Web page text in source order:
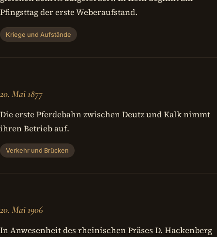
Pfingsttag der erste Weberaufstand.
Kriege und Aufstände
20. Mai 1877
Die erste Pferdebahn zwischen Deutz und Kalk nimmt
ihren Betrieb auf.
Verkehr und Brücken
20. Mai 1906
In Anwesenheit des rheinischen Präses D. Hackenberg